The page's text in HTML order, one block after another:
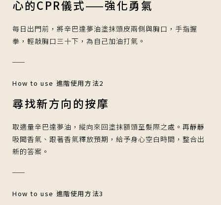
心的CPR儀式——強化勇氣
每日出門前，將辛巴達夢油塗抹頭皮兩側與胸口，手指握
拳，輕敲胸口三十下，為自己加油打氣。
How to use 進階使用方法2
尋找新方向的按摩
取適量辛巴達夢油，縱向來回塗抹額頭至髮際之處。再靜靜
吸聞香氣、跟著香氣釋放預期，給予身心空白時間，整合出
新的答案。
How to use 進階使用方法3